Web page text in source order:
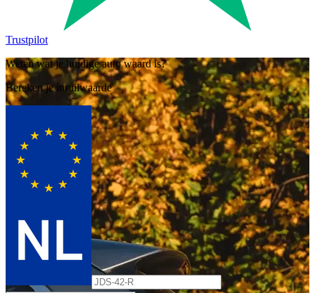
Trustpilot
Weten wat je huidige auto waard is?
Bereken je inruilwaarde